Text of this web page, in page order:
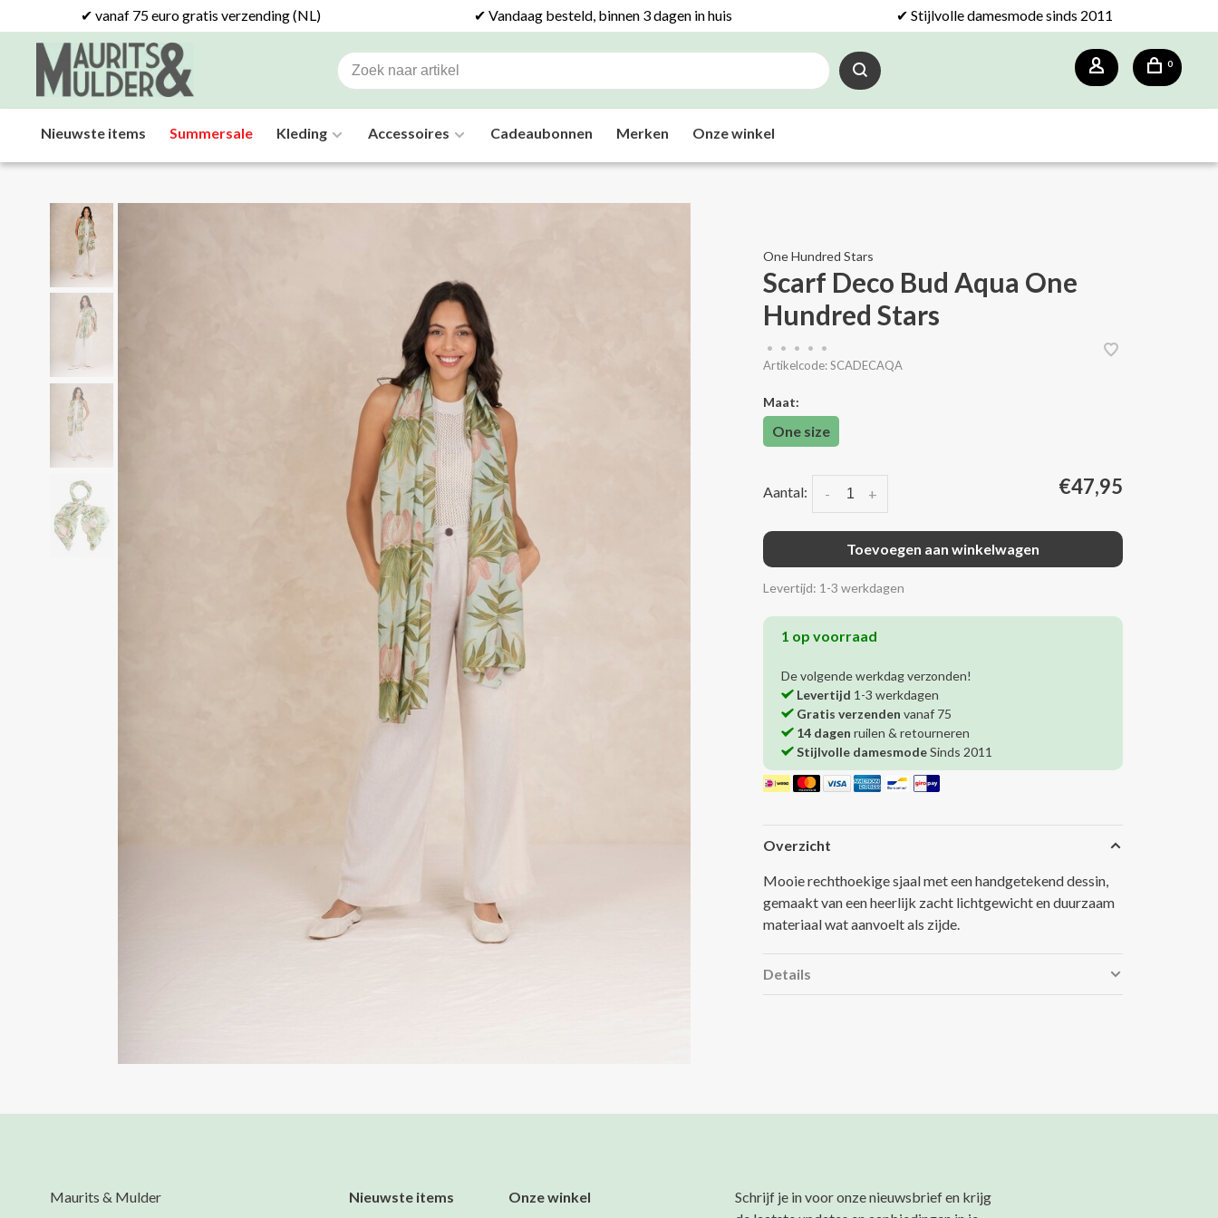
✔ vanaf 75 euro gratis verzending (NL) ✔ Vandaag besteld, binnen 3 dagen in huis ✔ Stijlvolle damesmode sinds 2011
0
Nieuwste items Summersale Kleding Accessoires Cadeaubonnen Merken Onze winkel
One Hundred Stars
Scarf Deco Bud Aqua One
Hundred Stars
• • • •
•
Artikelcode:SCADECAQA
Maat:
One size
Aantal: +
- €47,95
Toevoegen aan winkelwagen
Levertijd: 1-3 werkdagen
1 op voorraad
De volgende werkdag verzonden!
Levertijd 1-3 werkdagen
Gratis verzenden vanaf 75
14 dagen ruilen & retourneren
Stijlvolle damesmodeSinds 2011
Overzicht
Mooie rechthoekige sjaal met een handgetekend dessin,
gemaakt van een heerlijk zacht lichtgewicht en duurzaam
materiaal wat aanvoelt als zijde.
Details
Maurits & Mulder Nieuwste items Onze winkel
Schrijf je in voor onze nieuwsbrief en krijg